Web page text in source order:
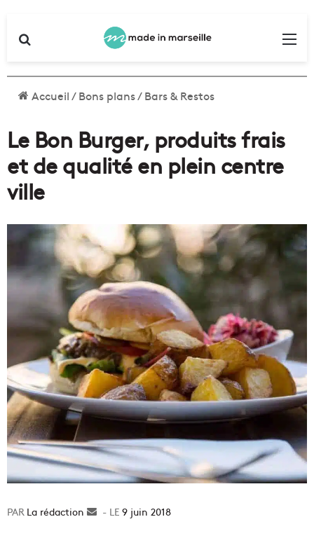
Accueil/Bons plans/Bars & Restos
Le Bon Burger, produits frais
et de qualité en plein centre
ville
La rédaction
Envoyer9 juin 2018